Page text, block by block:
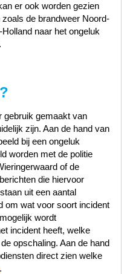
er ook worden gezien
de brandweer Noord-
naar het ongeluk
gebruik gemaakt van
zijn. Aan de hand van
bij een ongeluk
worden met de politie
of de
die hiervoor
uit een aantal
om wat voor soort incident
wordt
incident heeft, welke
opschaling. Aan de hand
direct zien welke